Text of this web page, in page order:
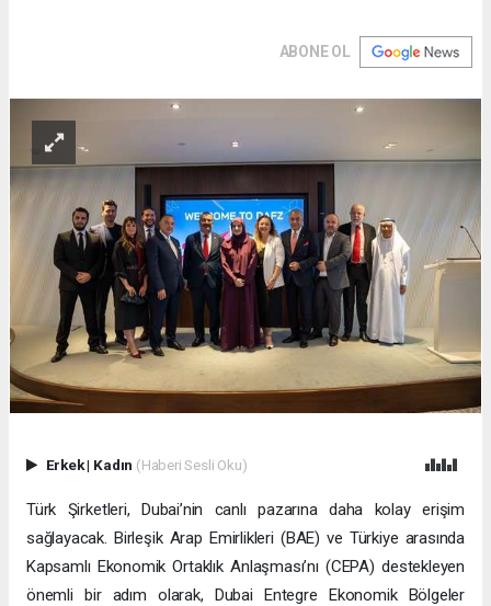
ABONE OL
Erkek| Kadın (Haberi Sesli Oku)
Türk Şirketleri, Dubai’nin canlı pazarına daha kolay erişim
sağlayacak. Birleşik Arap Emirlikleri (BAE) ve Türkiye arasında
Kapsamlı Ekonomik Ortaklık Anlaşması’nı (CEPA) destekleyen
önemli bir adım olarak, Dubai Entegre Ekonomik Bölgeler